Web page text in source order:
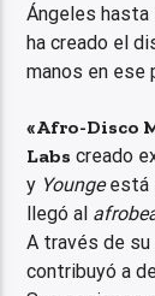
Ángeles hasta
ha creado el
manos en ese
«Afro-Disco
Labs creado
y Youngeestá
llegó al
A través de
contribuyó a